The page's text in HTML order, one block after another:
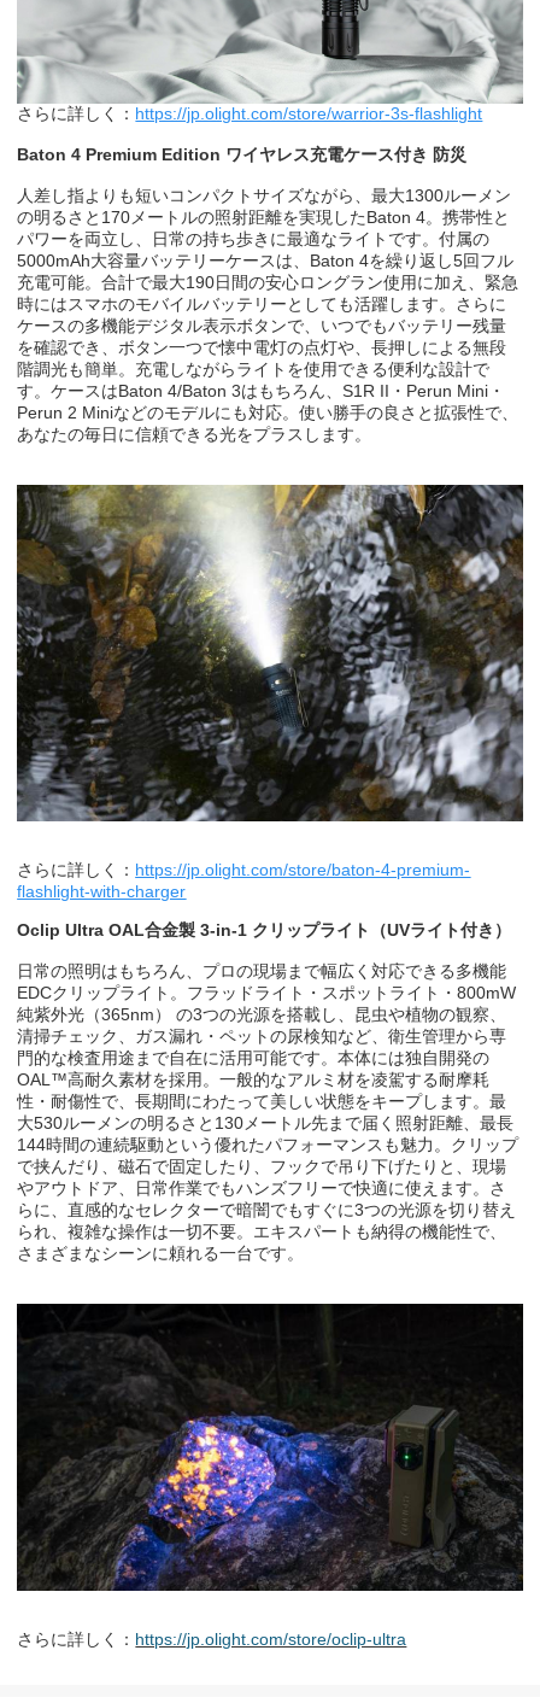
さらに詳しく： https://jp.olight.com/store/warrior-3s-flashlight
Baton 4 Premium Edition ワイヤレス充電ケース付き 防災
人差し指よりも短いコンパクトサイズながら、最大1300ルーメン
の明るさと 170 メートルの照射距離を実現したBaton 4。携帯性と
パワーを両立し、日常の持ち歩きに最適なライトです。付属の
5000mAh大容量バッテリーケースは、 Baton 4を繰り返し5回フル
充電可能。合計で最大190日間の安心ロングラン使用に加え、緊急
時にはスマホのモバイルバッテリーとしても活躍します。さらに
ケースの多機能デジタル表示ボタンで、いつでもバッテリー残量
を確認でき、ボタン一つで懐中電灯の点灯や、長押しによる無段
階調光も簡単。充電しながらライトを使用できる便利な設計で
す。ケースはBaton 4/Baton 3はもちろん、S1R II ・ Perun Mini ・
Perun 2 Miniなどのモデルにも対応。使い勝手の良さと拡張性で、
あなたの毎日に信頼できる光をプラスします。
さらに詳しく： https://jp.olight.com/store/baton-4-premium-
flashlight-with-charger
Oclip Ultra OAL合金製 3-in-1 クリップライト（UVライト付き）
日常の照明はもちろん、プロの現場まで幅広く対応できる多機能
EDCクリップライト。フラッドライト・スポットライト・800mW
純紫外光（365nm） の3つの光源を搭載し、昆虫や植物の観察、
清掃チェック、ガス漏れ・ペットの尿検知など、衛生管理から専
門的な検査用途まで自在に活用可能です。本体には独自開発の
OAL™高耐久素材を採用。一般的なアルミ材を凌駕する耐摩耗
性・耐傷性で、長期間にわたって美しい状態をキープします。最
大530ルーメンの明るさと 130メートル先まで届く照射距離、最長
144時間の連続駆動という優れたパフォーマンスも魅力。クリップ
で挟んだり、磁石で固定したり、フックで吊り下げたりと、現場
やアウトドア、日常作業でもハンズフリーで快適に使えます。さ
らに、直感的なセレクターで暗闇でもすぐに3つの光源を切り替え
られ、複雑な操作は一切不要。エキスパートも納得の機能性で、
さまざまなシーンに頼れる一台です。
さらに詳しく： https://jp.olight.com/store/oclip-ultra